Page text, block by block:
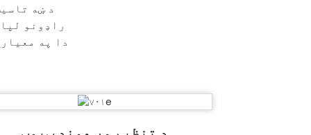
د ښه
راډونو
دا په